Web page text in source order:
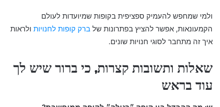
ולמי שמחפש להעמיק ספציפית בקופות שמיועדות לעולם
הקמעונאות, אפשר להציץ בפתרונות של ברק קופות לחנויות ולראות
איך זה מתחבר לסוגי חנויות שונים.
שאלות ותשובות קצרות, כי ברור שיש לך
עוד בראש